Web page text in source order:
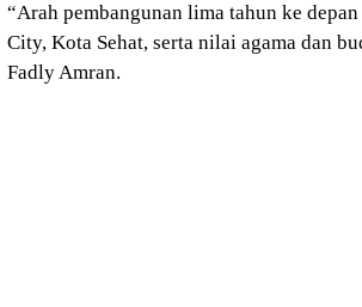
“Arah pembangunan lima tahun ke
City, Kota Sehat, serta nilai agama dan
Fadly Amran.